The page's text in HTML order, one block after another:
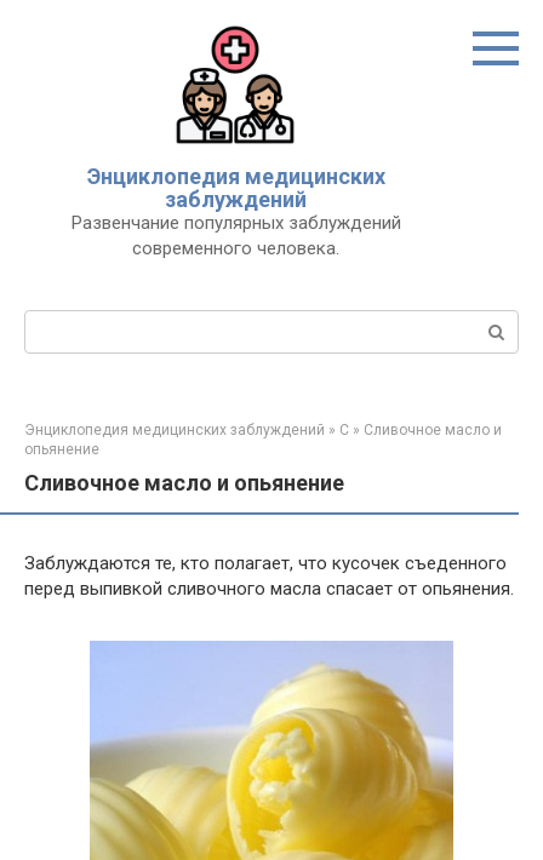
Энциклопедия медицинских
заблуждений
Развенчание популярных заблуждений
современного человека.
Поиск:
Энциклопедия медицинских заблуждений » С » Сливочное масло и
опьянение
Сливочное масло и опьянение
Заблуждаются те, кто полагает, что кусочек съеденного
перед выпивкой сливочного масла спасает от опьянения.